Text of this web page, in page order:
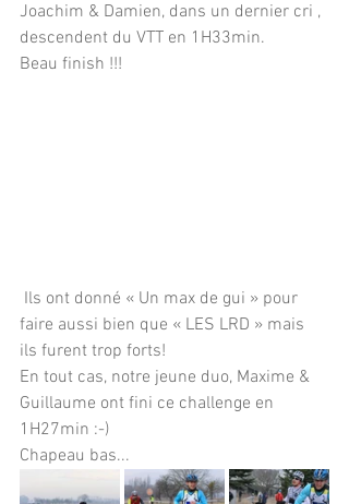
Joachim & Damien, dans un dernier cri ,
descendent du VTT en 1H33min.
Beau finish !!!
faire aussi bien que « LES LRD » mais
ils furent trop forts!
En tout cas, notre jeune duo, Maxime &
Guillaume ont fini ce challenge en
1H27min :-)
Chapeau bas...